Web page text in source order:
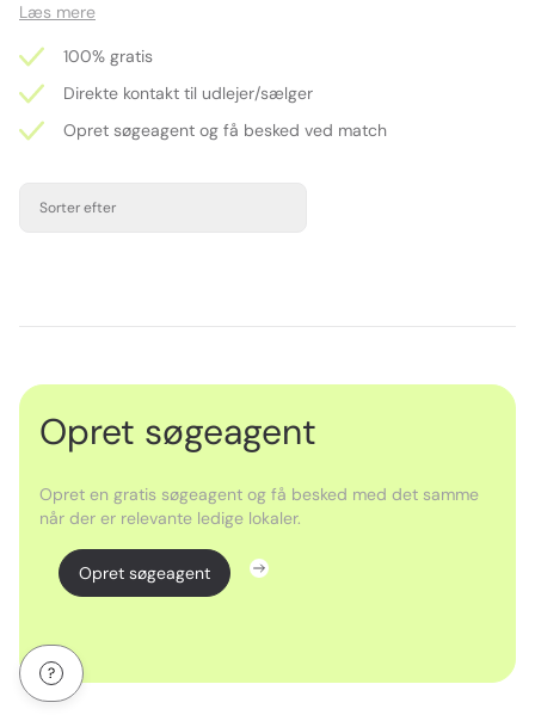
Læs mere
100% gratis
Direkte kontakt til udlejer/sælger
Opret søgeagent og få besked ved match
Sorter efter
Opret søgeagent
Opret en gratis søgeagent og få besked med det samme
når der er relevante ledige lokaler.
Opret søgeagent